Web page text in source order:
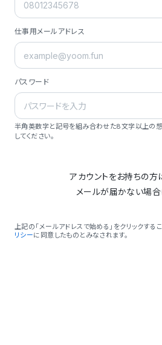
仕事用メールアドレス
パスワード
半角英数字と記号を組み合わせた8文字以上の想
してください。
アカウントをお持ちの方
メールが届かない場
上記の「メールアドレスで始める」をクリックする
リシーに同意したものとみなされます。